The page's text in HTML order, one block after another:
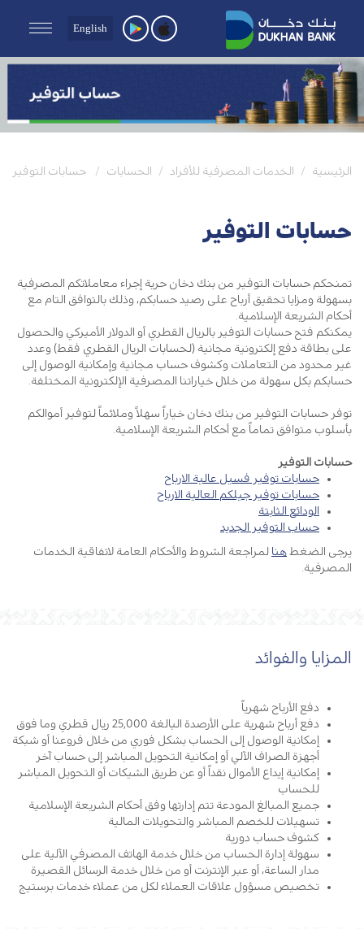
English
الرئيسية الخدمات المصرفية للأفراد الحسابات حسابات التوفير
حسابات التوفير
تمنحكم حسابات التوفير من بنك دخان حرية إجراء معاملاتكم المصرفية
بسهولة ومزايا تحقيق أرباح على رصيد حسابكم، وذلك بالتوافق التام مع
أحكام الشريعة الإسلامية.
يمكنكم فتح حسابات التوفير بالريال القطري أو الدولار الأميركي والحصول
على بطاقة دفع إلكترونية مجانية (لحسابات الريال القطري فقط) وعدد
غير محدود من التعاملات وكشوف حساب مجانية وإمكانية الوصول إلى
حسابكم بكل سهولة من خلال خياراتنا المصرفية الإلكترونية المختلفة.
توفر حسابات التوفير من بنك دخان خياراً سهلاً وملائماً لتوفير أموالكم
بأسلوب متوافق تماماً مع أحكام الشريعة الإسلامية.
حسابات التوفير
حسابات توفير فسيل عالية الارباح
حسابات توفير جيلكم العالية الارباح
الودائع الثابتة
حساب التوفير الجديد
يرجى الضغط هنا لمراجعة الشروط والأحكام العامة لاتفاقية الخدمات
المصرفية.
المزايا والفوائد
دفع الأرباح شهرياً
دفع أرباح شهرية على الأرصدة البالغة 25,000 ريال قطري وما فوق
إمكانية الوصول إلى الحساب بشكل فوري من خلال فروعنا أو شبكة
أجهزة الصراف الآلي أو إمكانية التحويل المباشر إلى حساب آخر
إمكانية إيداع الأموال نقداً أو عن طريق الشيكات أو التحويل المباشر
للحساب
جميع المبالغ المودعة تتم إدارتها وفق أحكام الشريعة الإسلامية
تسهيلات للخصم المباشر والتحويلات المالية
كشوف حساب دورية
سهولة إدارة الحساب من خلال خدمة الهاتف المصرفي الآلية على
مدار الساعة، أو عبر الإنترنت أو من خلال خدمة الرسائل القصيرة
تخصيص مسؤول علاقات العملاء لكل من عملاء خدمات برستيج